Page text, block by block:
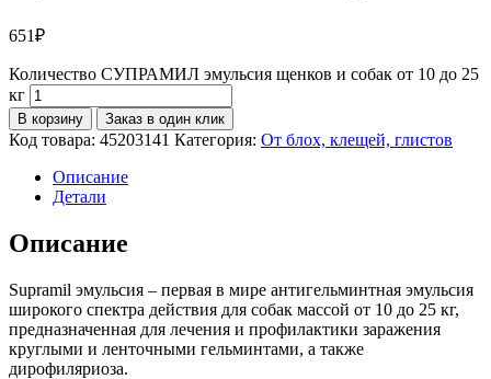
651₽
Количество СУПРАМИЛ эмульсия щенков и собак от 10 до 25
кг
В корзину Заказ в один клик
Код товара: 45203141 Категория: От блох, клещей, глистов
Описание
Детали
Описание
Supramil эмульсия – первая в мире антигельминтная эмульсия
широкого спектра действия для собак массой от 10 до 25 кг,
предназначенная для лечения и профилактики заражения
круглыми и ленточными гельминтами, а также
дирофиляриоза.